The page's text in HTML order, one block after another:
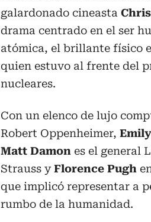
galardonado cineasta
drama centrado en el ser
atómica, el brillante físico
quien estuvo al frente del
nucleares.
Con un elenco de lujo
Robert Oppenheimer,
Matt Damon es el general
Strauss yFlorence Pugh
que implicó representar a
rumbo de la humanidad.